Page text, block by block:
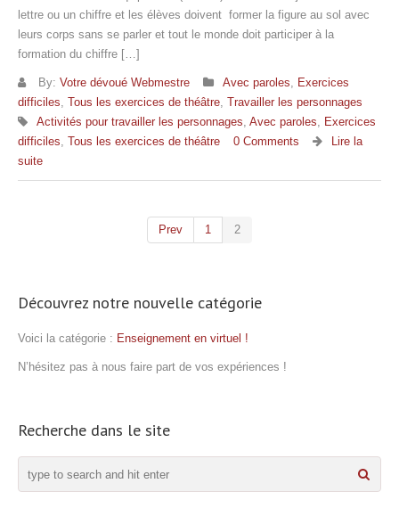
lettre ou un chiffre et les élèves doivent former la figure au sol avec
leurs corps sans se parler et tout le monde doit participer à la
formation du chiffre […]
By: Votre dévoué Webmestre Avec paroles, Exercices
difficiles, Tous les exercices de théâtre, Travailler les personnages
Activités pour travailler les personnages, Avec paroles, Exercices
difficiles, Tous les exercices de théâtre 0 Comments
Lire la
suite
Prev 1 2
Découvrez notre nouvelle catégorie
Voici la catégorie : Enseignement en virtuel !
N’hésitez pas à nous faire part de vos expériences !
Recherche dans le site